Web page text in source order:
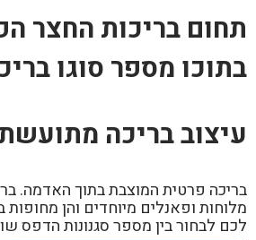
תחום בריכות החצר
בתוכו מספר סוגו
עיצוב בריכה
בריכה פרטית המוצבת בתוך האדמה.
מלוחות ופאנלים מיוחדים והן מחופות
לכם לבחור בין מספר סגנונות הדפס